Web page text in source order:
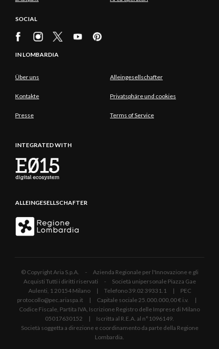
SOCIAL
IN LOMBARDIA
Über uns Alleingesellschafter
Kontakte Privatsphäre und cookies
Presse Terms of Service
INTEGRATED WITH
ALLEINGESELLSCHAFTER
© Copyright Aria S.p.A. - Azienda Regionale per l'Innovazione e gli
Acquisti Tutti i diritti riservati - Società unipersonale Piazza Gae
Aulenti, 1 20154 Milano | Telefono 39.02 39331.1 | PEC
protocollo@pec.ariaspa.it | Capitale sociale 25.000.000,00 € i.v. |
Codice Fiscale, Partita IVA, Iscrizione Registro delle Imprese di Milano
05017630152 | Iscritta al R.E.A. al n°1096149.
Società soggetta a direzione e coordinamento da parte della Regione
Lombardia.